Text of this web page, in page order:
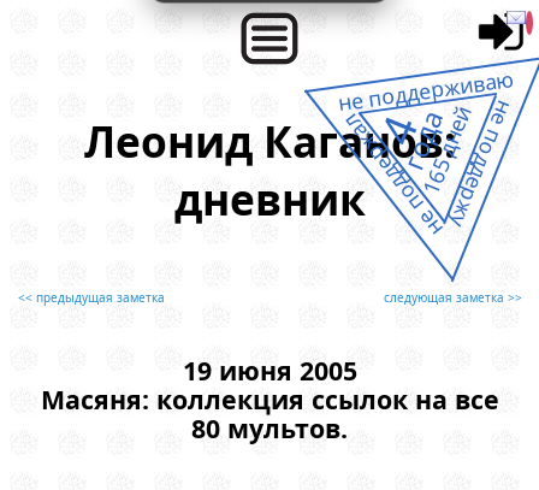
Леонид Каганов:
дневник
<< предыдущая заметка следующая заметка >>
19 июня 2005
Масяня: коллекция ссылок на все
80 мультов.
не поддержал
не поддерживаю
не поддержу
4
года
165 дней